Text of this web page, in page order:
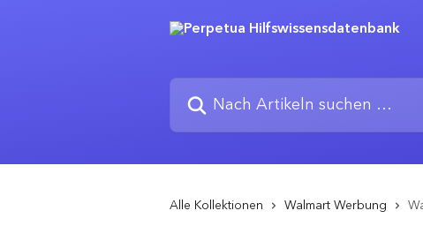
Nach Artikeln suchen …
Alle Kollektionen Walmart Werbung